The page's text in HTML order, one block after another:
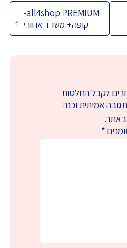
all4shop PREMIUM-
קופה+ משרד אחורי
לקבל החלטות
אמיתית וכנה
*